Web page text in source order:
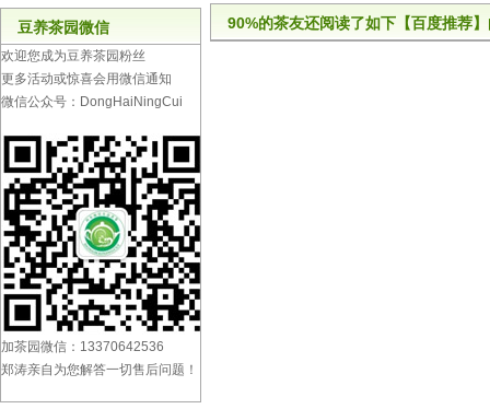
豆养茶园微信
欢迎您成为豆养茶园粉丝
更多活动或惊喜会用微信通知
微信公众号：DongHaiNingCui
加茶园微信：13370642536
郑涛亲自为您解答一切售后问题！
90%的茶友还阅读了如下【百度推荐